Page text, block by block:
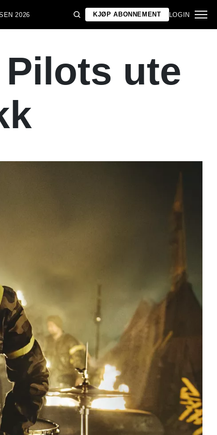
2026 KJØP ABONNEMENT LOGIN
ute